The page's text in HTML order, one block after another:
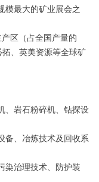
模最大的矿业展会之
区（占全国产量的
拓、英美资源等全球矿
、岩石粉碎机、钻探设
备、冶炼技术及回收系
染治理技术、防护装